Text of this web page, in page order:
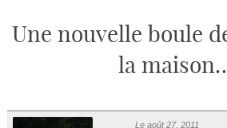
Une nouvelle boule
la
Le août 27, 2011